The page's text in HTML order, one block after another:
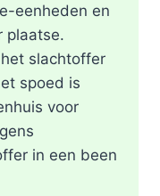
eenheden en
plaatse.
slachtoffer
spoed is
voor
in een been